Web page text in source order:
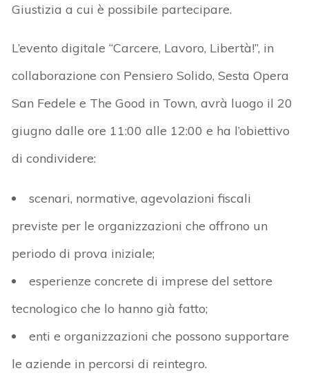
Giustizia a cui è possibile partecipare.
L’evento digitale “Carcere, Lavoro, Libertà!”, in
collaborazione con Pensiero Solido, Sesta Opera
San Fedele e The Good in Town,avrà luogo il 20
giugno dalle ore 11:00 alle 12:00e ha l’obiettivo
di condividere:
scenari, normative, agevolazioni fiscali
previste per le organizzazioni cheoffrono un
periodo di prova iniziale;
esperienze concrete di imprese del settore
tecnologico che lo hanno già fatto;
enti e organizzazioni che possono supportare
le aziende in percorsi di reintegro.